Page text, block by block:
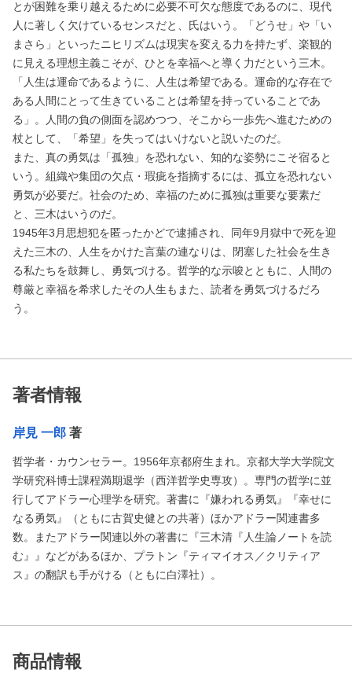
とが困難を乗り越えるために必要不可欠な態度であるのに、現代
人に著しく欠けているセンスだと、氏はいう。「どうせ」や「い
まさら」といったニヒリズムは現実を変える力を持たず、楽観的
に見える理想主義こそが、ひとを幸福へと導く力だという三木。
「人生は運命であるように、人生は希望である。運命的な存在で
ある人間にとって生きていることは希望を持っていることであ
る」。人間の負の側面を認めつつ、そこから一歩先へ進むための
杖として、「希望」を失ってはいけないと説いたのだ。
また、真の勇気は「孤独」を恐れない、知的な姿勢にこそ宿ると
いう。組織や集団の欠点・瑕疵を指摘するには、孤立を恐れない
勇気が必要だ。社会のため、幸福のために孤独は重要な要素だ
と、三木はいうのだ。
1945年3月思想犯を匿ったかどで逮捕され、同年9月獄中で死を迎
えた三木の、人生をかけた言葉の連なりは、閉塞した社会を生き
る私たちを鼓舞し、勇気づける。哲学的な示唆とともに、人間の
尊厳と幸福を希求したその人生もまた、読者を勇気づけるだろ
う。
著者情報
岸見 一郎 著
哲学者・カウンセラー。1956年京都府生まれ。京都大学大学院文
学研究科博士課程満期退学（西洋哲学史専攻）。専門の哲学に並
行してアドラー心理学を研究。著書に『嫌われる勇気』『幸せに
なる勇気』（ともに古賀史健との共著）ほかアドラー関連書多
数。またアドラー関連以外の著書に『三木清『人生論ノートを読
む』』などがあるほか、プラトン『ティマイオス／クリティア
ス』の翻訳も手がける（ともに白澤社）。
商品情報